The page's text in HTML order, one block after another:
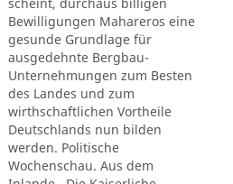
Bewilligungen Mahareros eine
gesunde Grundlage für
ausgedehnte Bergbau-
Unternehmungen zum Besten
des Landes und zum
wirthschaftlichen Vortheile
Deutschlands nun bilden
werden. Politische
Wochenschau. Aus dem